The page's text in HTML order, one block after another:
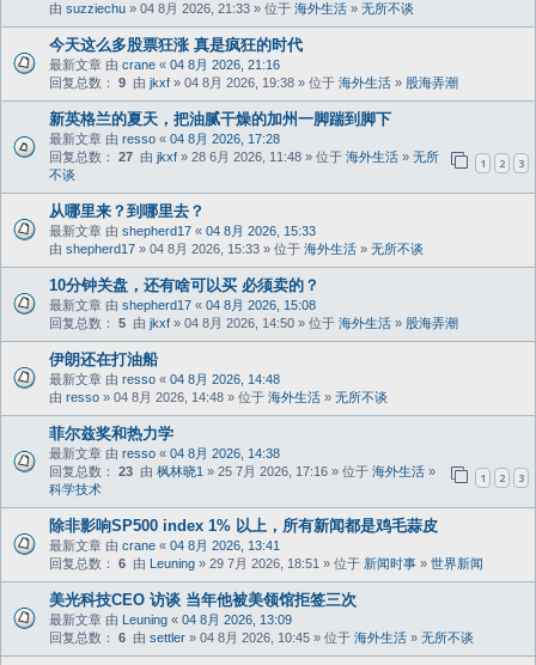
由 suzziechu » 04 8月 2026, 21:33 » 位于 海外生活 » 无所不谈
今天这么多股票狂涨 真是疯狂的时代
最新文章 由 crane « 04 8月 2026, 21:16
回复总数： 9 由 jkxf » 04 8月 2026, 19:38 » 位于 海外生活 » 股海弄潮
新英格兰的夏天，把油腻干燥的加州一脚踹到脚下
最新文章 由 resso « 04 8月 2026, 17:28
回复总数： 27 1 2 3
由 jkxf » 28 6月 2026, 11:48 » 位于 海外生活 » 无所
不谈
从哪里来？到哪里去？
最新文章 由 shepherd17 « 04 8月 2026, 15:33
由 shepherd17 » 04 8月 2026, 15:33 » 位于 海外生活 » 无所不谈
10分钟关盘，还有啥可以买 必须卖的？
最新文章 由 shepherd17 « 04 8月 2026, 15:08
回复总数： 5 由 jkxf » 04 8月 2026, 14:50 » 位于 海外生活 » 股海弄潮
伊朗还在打油船
最新文章 由 resso « 04 8月 2026, 14:48
由 resso » 04 8月 2026, 14:48 » 位于 海外生活 » 无所不谈
菲尔兹奖和热力学
最新文章 由 resso « 04 8月 2026, 14:38
回复总数： 23 1 2 3
由 枫林晓1 » 25 7月 2026, 17:16 » 位于 海外生活 »
科学技术
除非影响SP500 index 1% 以上，所有新闻都是鸡毛蒜皮
最新文章 由 crane « 04 8月 2026, 13:41
回复总数： 6 由 Leuning » 29 7月 2026, 18:51 » 位于 新闻时事 » 世界新闻
美光科技CEO 访谈 当年他被美领馆拒签三次
最新文章 由 Leuning « 04 8月 2026, 13:09
回复总数： 6 由 settler » 04 8月 2026, 10:45 » 位于 海外生活 » 无所不谈